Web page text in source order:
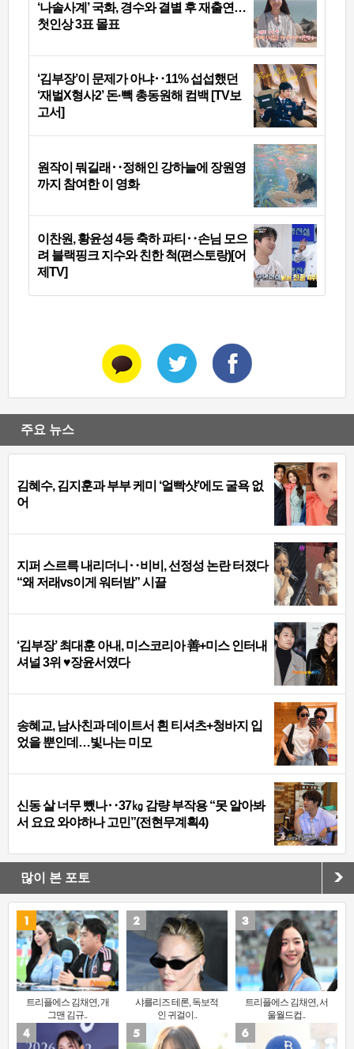
‘나솔사계’ 국화, 경수와 결별 후 재출연…
첫인상 3표 몰표
‘김부장’이 문제가 아냐‥11% 섭섭했던
‘재벌X형사2’ 돈·빽 총동원해 컴백 [TV보
고서]
원작이 뭐길래‥정해인 강하늘에 장원영
까지 참여한 이 영화
이찬원, 황윤성 4등 축하 파티‥손님 모으
려 블랙핑크 지수와 친한 척(편스토랑)[어
제TV]
주요 뉴스
김혜수, 김지훈과 부부 케미 ‘얼빡샷’에도 굴욕 없
어
지퍼 스르륵 내리더니‥비비, 선정성 논란 터졌다
“왜 저래vs이게 워터밤” 시끌
‘김부장’ 최대훈 아내, 미스코리아 善+미스 인터내
셔널 3위 ♥장윤서였다
송혜교, 남사친과 데이트서 흰 티셔츠+청바지 입
었을 뿐인데…빛나는 미모
신동 살 너무 뺐나‥37㎏ 감량 부작용 “못 알아봐
서 요요 와야하나 고민”(전현무계획4)
많이 본 포토
트리플에스 김채연, 개
그맨 김규..
샤를리즈 테론, 독보적
인 귀걸이..
트리플에스 김채연, 서
울월드컵..